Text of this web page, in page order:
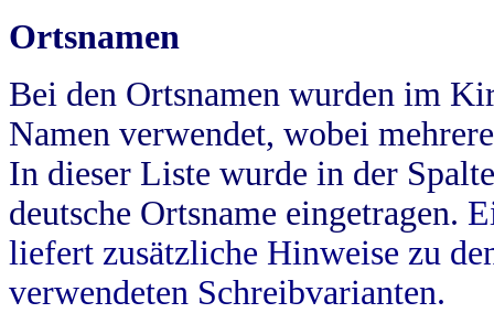
Ortsnamen
Bei den Ortsnamen wurden im
Namen verwendet, wobei
In dieser Liste wurde in der
deutsche Ortsname eingetragen.
liefert zusätzliche Hinweise zu
verwendeten Schreibvarianten.